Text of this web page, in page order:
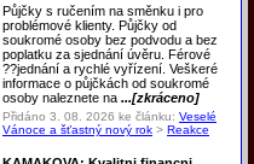
Půjčky s ručením na směnku i pro
problémové klienty. Půjčky od
soukromé osoby bez podvodu a bez
poplatku za sjednání úvěru. Férové
??jednání a rychlé vyřízení. Veškeré
informace o půjčkách od soukromé
osoby naleznete na ...[zkráceno]
Přidáno 3. 08. 2026 ke článku: Veselé
Vánoce a šťastný nový rok > Reakce